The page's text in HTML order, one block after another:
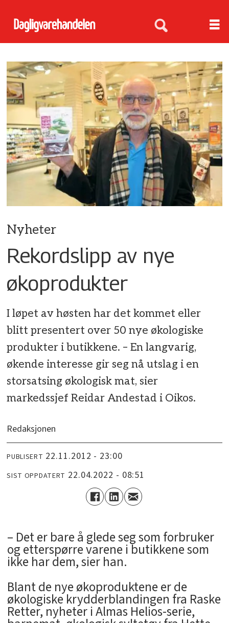
Nyheter
Rekordslipp av nye
økoprodukter
I løpet av høsten har det kommet eller
blitt presentert over 50 nye økologiske
produkter i butikkene. – En langvarig,
økende interesse gir seg nå utslag i en
storsatsing økologisk mat, sier
markedssjef Reidar Andestad i Oikos.
Redaksjonen
PUBLISERT 22.11.2012 - 23:00
SIST OPPDATERT 22.04.2022 - 08:51
– Det er bare å glede seg som forbruker
og etterspørre varene i butikkene som
ikke har dem, sier han.
Blant de nye økoproduktene er de
økologiske krydderblandingen fra Raske
Retter, nyheter i Almas Helios-serie,